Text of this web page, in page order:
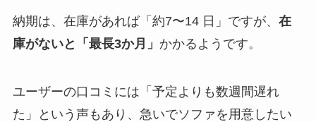
納期は、在庫があれば「約7〜14 日」ですが、 在
庫がないと「最長3か月」 かかるようです。
ユーザーの口コミには「予定よりも数週間遅れ
た」という声もあり、急いでソファを用意したい